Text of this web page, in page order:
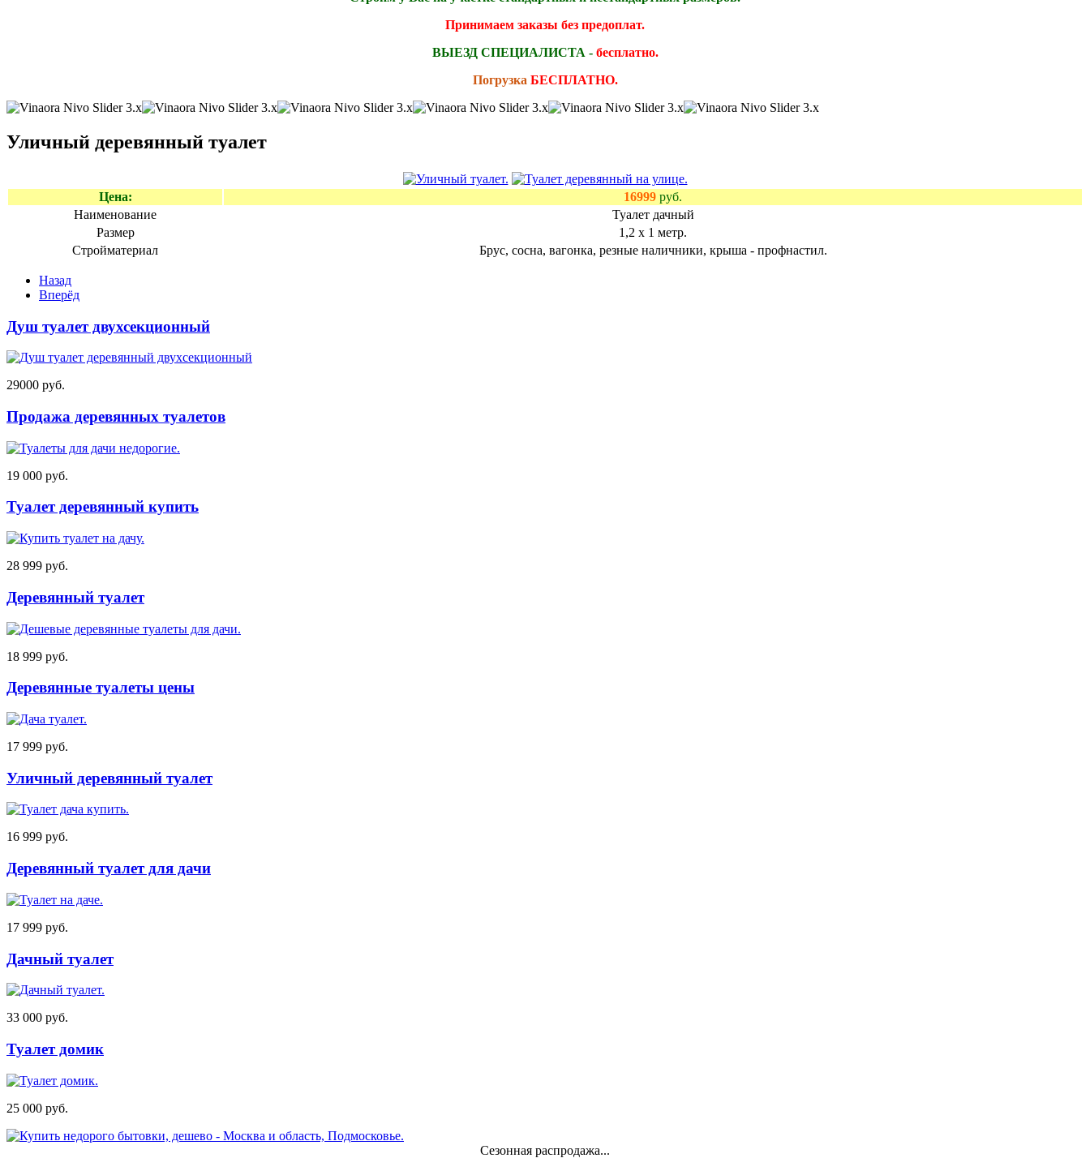
Принимаем заказы без предоплат.
ВЫЕЗД СПЕЦИАЛИСТА - бесплатно.
Погрузка БЕСПЛАТНО.
Уличный деревянный туалет
Цена: 16999 руб.
Наименование
Туалет дачный
Размер
1,2 х 1 метр.
Стройматериал
Брус, сосна, вагонка, резные наличники, крыша - профнастил.
Назад
Вперёд
Душ туалет двухсекционный
29000 руб.
Продажа деревянных туалетов
19 000 руб.
Туалет деревянный купить
28 999 руб.
Деревянный туалет
18 999 руб.
Деревянные туалеты цены
17 999 руб.
Уличный деревянный туалет
16 999 руб.
Деревянный туалет для дачи
17 999 руб.
Дачный туалет
33 000 руб.
Туалет домик
25 000 руб.
Сезонная распродажа...